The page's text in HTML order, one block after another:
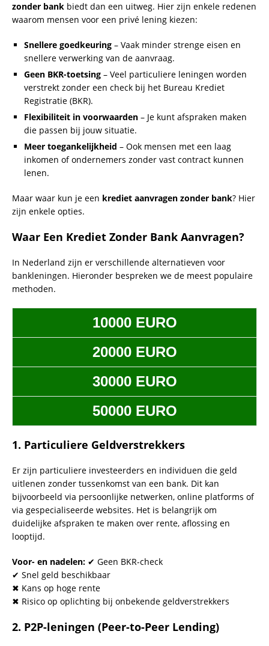
zonder bank biedt dan een uitweg. Hier zijn enkele redenen
waarom mensen voor een privé lening kiezen:
Snellere goedkeuring – Vaak minder strenge eisen en
snellere verwerking van de aanvraag.
Geen BKR-toetsing – Veel particuliere leningen worden
verstrekt zonder een check bij het Bureau Krediet
Registratie (BKR).
Flexibiliteit in voorwaarden – Je kunt afspraken maken
die passen bij jouw situatie.
Meer toegankelijkheid – Ook mensen met een laag
inkomen of ondernemers zonder vast contract kunnen
lenen.
Maar waar kun je een krediet aanvragen zonder bank? Hier
zijn enkele opties.
Waar Een Krediet Zonder Bank Aanvragen?
In Nederland zijn er verschillende alternatieven voor
bankleningen. Hieronder bespreken we de meest populaire
methoden.
10000 EURO
20000 EURO
30000 EURO
50000 EURO
1. Particuliere Geldverstrekkers
Er zijn particuliere investeerders en individuen die geld
uitlenen zonder tussenkomst van een bank. Dit kan
bijvoorbeeld via persoonlijke netwerken, online platforms of
via gespecialiseerde websites. Het is belangrijk om
duidelijke afspraken te maken over rente, aflossing en
looptijd.
Voor- en nadelen: ✔ Geen BKR-check
✔ Snel geld beschikbaar
✖ Kans op hoge rente
✖ Risico op oplichting bij onbekende geldverstrekkers
2. P2P-leningen (Peer-to-Peer Lending)